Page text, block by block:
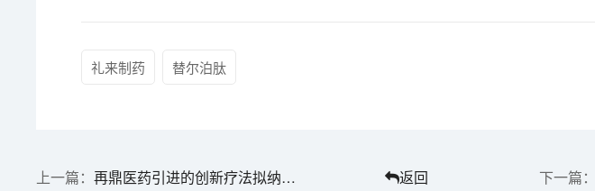
礼来制药 替尔泊肽
再鼎医药引进的创新疗法拟纳入突破性治疗品种 返回